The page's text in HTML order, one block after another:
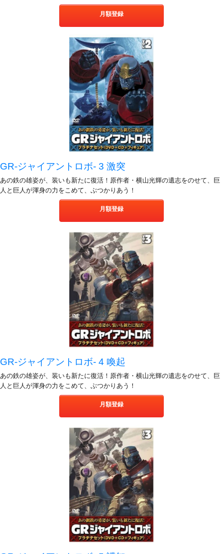
月額登録
GR-ジャイアントロボ- 3 激突
あの鉄の雄姿が、装いも新たに復活！原作者・横山光輝の遺志をのせて、巨
人と巨人が渾身の力をこめて、ぶつかりあう！
月額登録
GR-ジャイアントロボ- 4 喚起
あの鉄の雄姿が、装いも新たに復活！原作者・横山光輝の遺志をのせて、巨
人と巨人が渾身の力をこめて、ぶつかりあう！
月額登録